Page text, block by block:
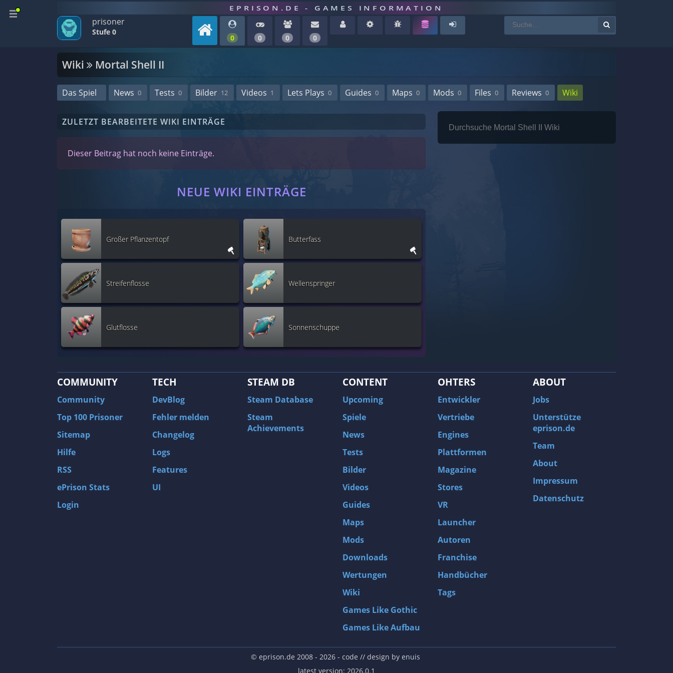
EPRISON.DE - GAMES INFORMATION
prisoner
Stufe 0
0 0 0 0
Wiki Mortal Shell II
Das Spiel News 0 Tests 0 Bilder 12 Videos 1 Lets Plays 0 Guides 0 Maps 0 Mods 0 Files 0 Reviews 0 Wiki
ZULETZT BEARBEITETE WIKI EINTRÄGE
Dieser Beitrag hat noch keine Einträge.
NEUE WIKI EINTRÄGE
Großer Pflanzentopf Butterfass
Streifenflosse Wellenspringer
Glutflosse Sonnenschuppe
COMMUNITY
Community
Top 100 Prisoner
Sitemap
Hilfe
RSS
ePrison Stats
Login
TECH
DevBlog
Fehler melden
Changelog
Logs
Features
UI
STEAM DB
Steam Database
Steam
Achievements
CONTENT
Upcoming
Spiele
News
Tests
Bilder
Videos
Guides
Maps
Mods
Downloads
Wertungen
Wiki
Games Like Gothic
Games Like Aufbau
OHTERS
Entwickler
Vertriebe
Engines
Plattformen
Magazine
Stores
VR
Launcher
Autoren
Franchise
Handbücher
Tags
ABOUT
Jobs
Unterstütze
eprison.de
Team
About
Impressum
Datenschutz
© eprison.de 2008 - 2026- code // design by enuis
latest version: 2026.0.1